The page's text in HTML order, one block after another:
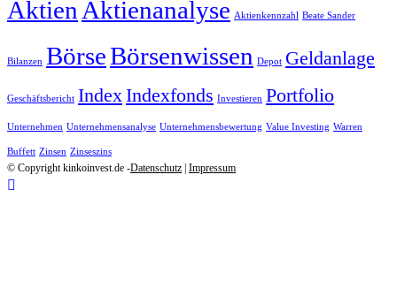
Aktien Aktienanalyse Aktienkennzahl Beate Sander
Bilanzen BörseBörsenwissen Depot Geldanlage
Geschäftsbericht IndexIndexfonds Investieren Portfolio
Unternehmen Unternehmensanalyse Unternehmensbewertung Value Investing Warren
Buffett Zinsen Zinseszins
© Copyright kinkoinvest.de -Datenschutz Impressum